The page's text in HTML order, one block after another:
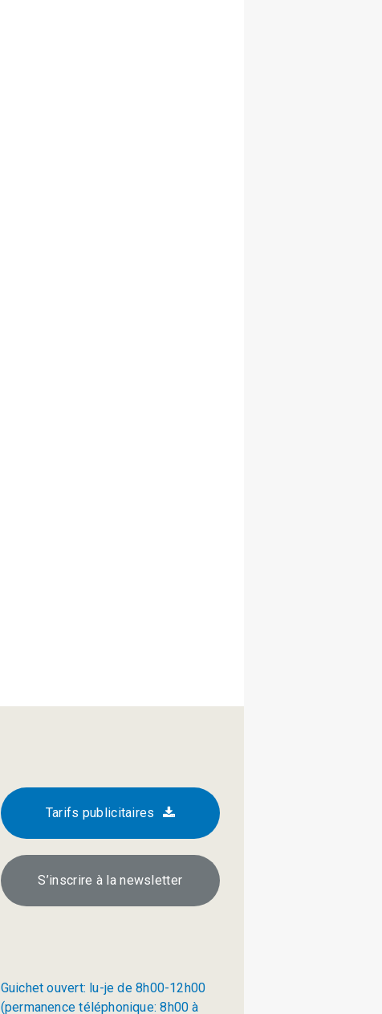
Tarifs publicitaires
S’inscrire à la newsletter
Guichet ouvert: lu-je de 8h00-12h00
(permanence téléphonique: 8h00 à